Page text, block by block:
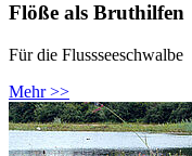
Flöße als Bruthilfen
Für die Flussseeschwalbe
Mehr >>